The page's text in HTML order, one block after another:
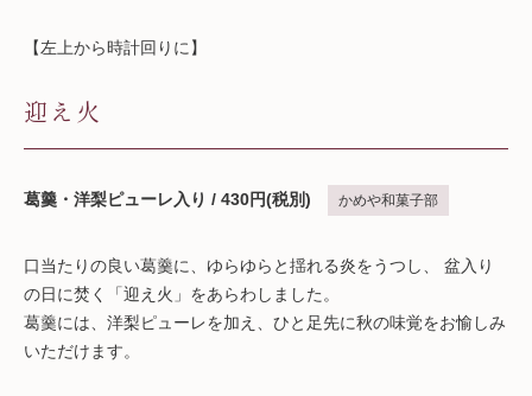
【左上から時計回りに】
迎え火
葛羹・洋梨ピューレ入り / 430円(税別) かめや和菓子部
口当たりの良い葛羹に、ゆらゆらと揺れる炎をうつし、 盆入り
の日に焚く「迎え火」をあらわしました。
葛羹には、洋梨ピューレを加え、ひと足先に秋の味覚をお愉しみ
いただけます。